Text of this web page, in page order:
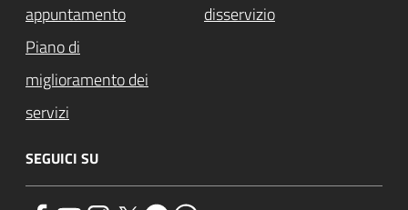
appuntamento
disservizio
Piano di
miglioramento dei
servizi
SEGUICI SU